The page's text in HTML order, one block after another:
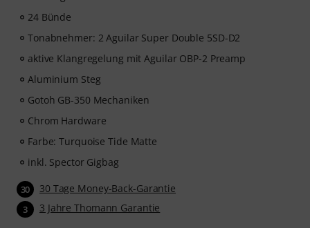
24 Bünde
Tonabnehmer: 2 Aguilar Super Double 5SD-D2
aktive Klangregelung mit Aguilar OBP-2 Preamp
Aluminium Steg
Gotoh GB-350 Mechaniken
Chrom Hardware
Farbe: Turquoise Tide Matte
inkl. Spector Gigbag
30 30 Tage Money-Back-Garantie
3 3 Jahre Thomann Garantie